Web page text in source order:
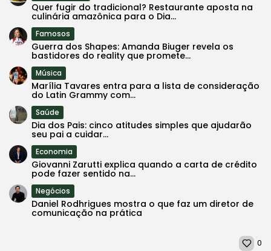
Quer fugir do tradicional? Restaurante aposta na
culinária amazônica para o Dia...
Famosos
Guerra dos Shapes: Amanda Biuger revela os
bastidores do reality que promete...
Música
Marília Tavares entra para a lista de consideração
do Latin Grammy com...
Saúde
Dia dos Pais: cinco atitudes simples que ajudarão
seu pai a cuidar...
Economia
Giovanni Zarutti explica quando a carta de crédito
pode fazer sentido na...
Negócios
Daniel Rodhrigues mostra o que faz um diretor de
comunicação na prática
0